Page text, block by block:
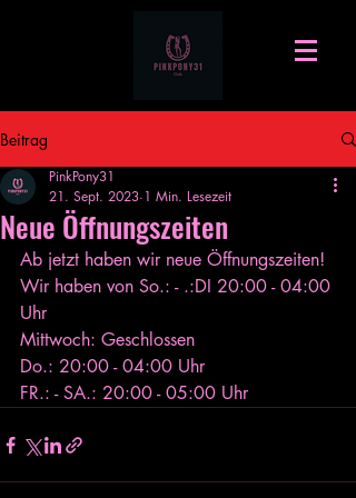
Beitrag
Neue Öffnungszeiten
PinkPony31
21. Sept. 2023 1 Min. Lesezeit
Ab jetzt haben wir neue Öffnungszeiten!
Wir haben von So.: - .:DI 20:00 - 04:00
Uhr
Mittwoch: Geschlossen
Do.: 20:00 - 04:00 Uhr
FR.: - SA.: 20:00 - 05:00 Uhr